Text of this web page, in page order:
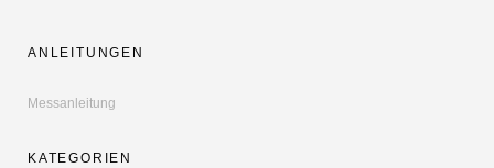
ANLEITUNGEN
Messanleitung
KATEGORIEN